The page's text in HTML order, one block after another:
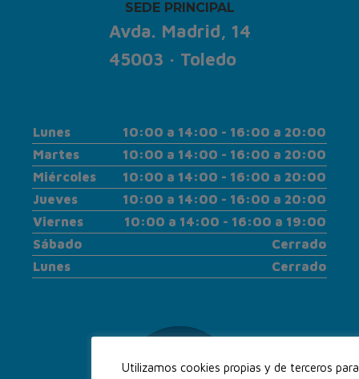
SEDE PRINCIPAL
Avda. Madrid, 14
45003 · Toledo
Lunes
10:00 a 14:00 - 16:00 a 20:00
Martes
10:00 a 14:00 - 16:00 a 20:00
Miércoles
10:00 a 14:00 - 16:00 a 20:00
Jueves
10:00 a 14:00 - 16:00 a 20:00
Viernes
10:00 a 14:00 - 16:00 a 19:00
Sábado
Cerrado
Lunes
Cerrado
Utilizamos cookies propias y de terceros